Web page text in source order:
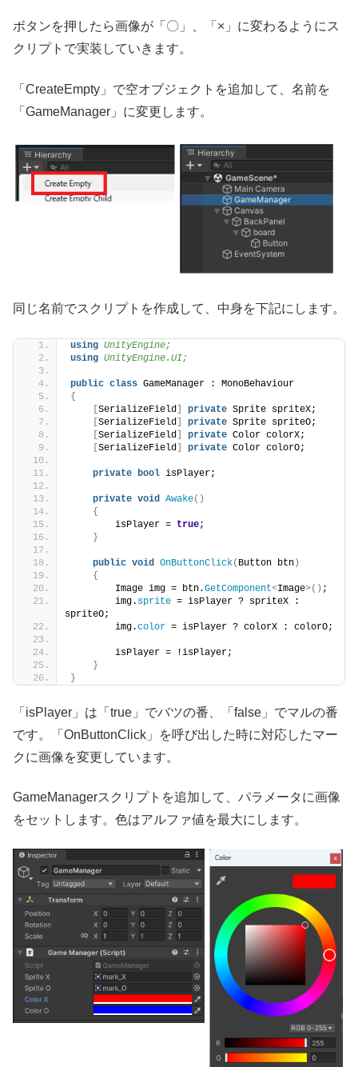
ボタンを押したら画像が「〇」、「×」に変わるようにス
クリプトで実装していきます。
「CreateEmpty」で空オブジェクトを追加して、名前を
「GameManager」に変更します。
同じ名前でスクリプトを作成して、中身を下記にします。
using UnityEngine;
using UnityEngine.UI;
public class GameManager : MonoBehaviour
{
[SerializeField] private Sprite spriteX;
[SerializeField] private Sprite spriteO;
[SerializeField] private Color colorX;
[SerializeField] private Color colorO;
private bool isPlayer;
private void Awake()
{
        isPlayer =
true;
}
public void OnButtonClick( Button btn)
{
        Image img = btn.
GetComponent<Image>() ;
        img.
sprite = isPlayer ? spriteX :
spriteO;
        img.
color = isPlayer ? colorX : colorO;
        isPlayer = !isPlayer;
}
}
「isPlayer」は「true」でバツの番、「false」でマルの番
です。「OnButtonClick」を呼び出した時に対応したマー
クに画像を変更しています。
GameManagerスクリプトを追加して、パラメータに画像
をセットします。色はアルファ値を最大にします。